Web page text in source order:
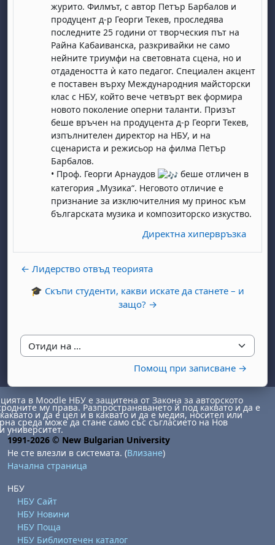
журито. Филмът, с автор Петър Барбалов и
продуцент д-р Георги Текев, проследява
последните 25 години от творческия път на
Райна Кабаиванска, разкривайки не само
нейните триумфи на световната сцена, но и
отдадеността ѝ като педагог. Специален акцент
е поставен върху Международния майсторски
клас с НБУ, който вече четвърт век формира
новото поколение оперни таланти. Призът
беше връчен на продуцента д-р Георги Текев,
изпълнителен директор на НБУ, и на
сценариста и режисьор на филма Петър
Барбалов.
• Проф. Георги Арнаудов
беше отличен в
категория „Музика“. Неговото отличие е
признание за изключителния му принос към
българската музика и композиторско изкуство.
Директна хипервръзка
← Лидерство отвъд теорията
🎓 Скъпи студенти, какви искате да станете – и
защо? →
Отиди на ...
Помощ при записване →
1 август
неделя, 2 август
8 август
неделя, 9 август
15 август
неделя, 16 август
22 август
неделя, 23 август
29 август
неделя, 30 август
в Moodle НБУ е защитена от Закона за авторското
му права. Разпространяването й под каквато и да е
и да е цел и в каквато и да е медия, носител или
среда може да стане само със съгласието на Нов
университет.
1991-2026 © New Bulgarian University
Не сте влезли в системата. (Влизане)
Начална страница
НБУ
НБУ Сайт
НБУ Новини
НБУ Поща
НБУ Библиотечен каталог